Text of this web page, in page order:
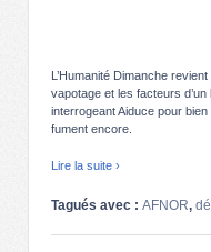
L’Humanité Dimanche
vapotage et les facteurs
interrogeant Aiduce pour
fument encore.
Lire la suite ›
Tagués avec : AFNOR,